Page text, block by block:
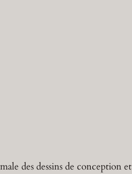
des dessins de conception et